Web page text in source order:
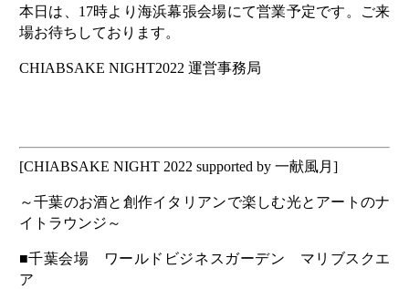
本日は、17時より海浜幕張会場にて営業予定です。ご来
場お待ちしております。
CHIABSAKE NIGHT2022 運営事務局
[CHIABSAKE NIGHT 2022 supported by 一献風月]
～千葉のお酒と創作イタリアンで楽しむ光とアートのナ
イトラウンジ～
■千葉会場 ワールドビジネスガーデン マリブスクエ
ア